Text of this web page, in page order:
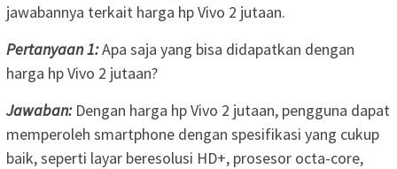
jawabannya terkait harga hp Vivo 2 jutaan.
Pertanyaan 1:Apa saja yang bisa didapatkan dengan
harga hp Vivo 2 jutaan?
Jawaban:Dengan harga hp Vivo 2 jutaan, pengguna dapat
memperoleh smartphone dengan spesifikasi yang cukup
baik, seperti layar beresolusi HD+, prosesor octa-core,